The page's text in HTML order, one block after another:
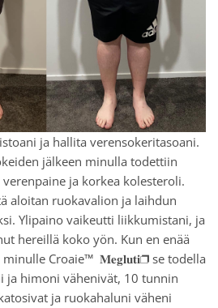
ja hallita verensokeritasoani.
jälkeen minulla todettiin
ja korkea kolesteroli.
aloitan ruokavalion ja laihdun
Ylipaino vaikeutti liikkumistani, ja
hereillä koko yön. Kun en enää
minulle Croaie™ 𝐌𝐞𝐠𝐥𝐮𝐭𝐢❐ se todella
ja himoni vähenivät, 10 tunnin
ja ruokahaluni väheni